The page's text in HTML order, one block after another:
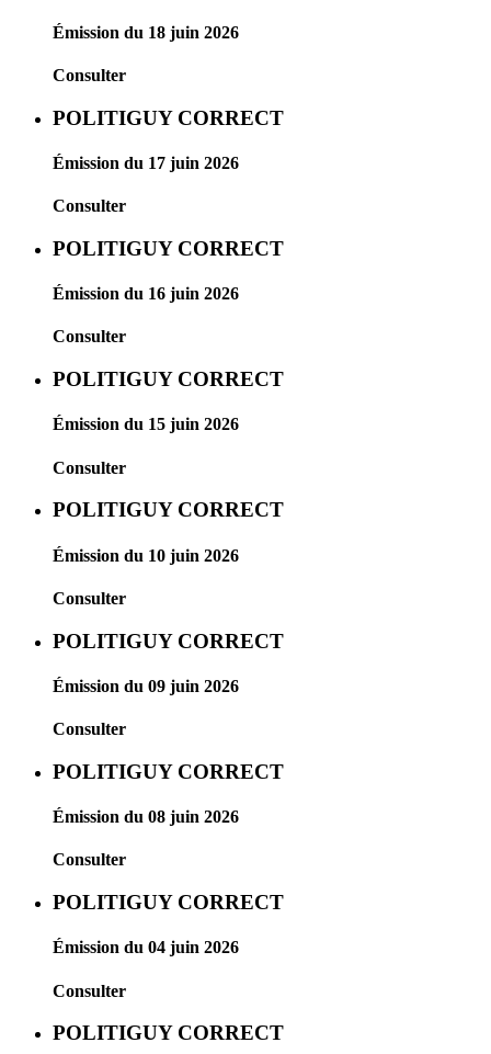
Émission du 18 juin 2026
Consulter
POLITIGUY CORRECT
Émission du 17 juin 2026
Consulter
POLITIGUY CORRECT
Émission du 16 juin 2026
Consulter
POLITIGUY CORRECT
Émission du 15 juin 2026
Consulter
POLITIGUY CORRECT
Émission du 10 juin 2026
Consulter
POLITIGUY CORRECT
Émission du 09 juin 2026
Consulter
POLITIGUY CORRECT
Émission du 08 juin 2026
Consulter
POLITIGUY CORRECT
Émission du 04 juin 2026
Consulter
POLITIGUY CORRECT